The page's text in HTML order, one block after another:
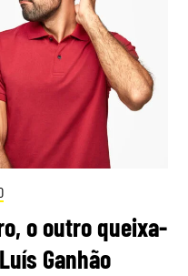
o outro queixa-
Ganhão